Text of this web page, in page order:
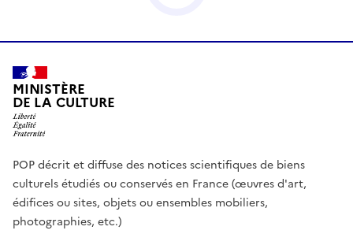
MINISTÈRE
DE LA CULTURE
POP décrit et diffuse des notices scientifiques de biens
culturels étudiés ou conservés en France (œuvres d'art,
édifices ou sites, objets ou ensembles mobiliers,
photographies, etc.)